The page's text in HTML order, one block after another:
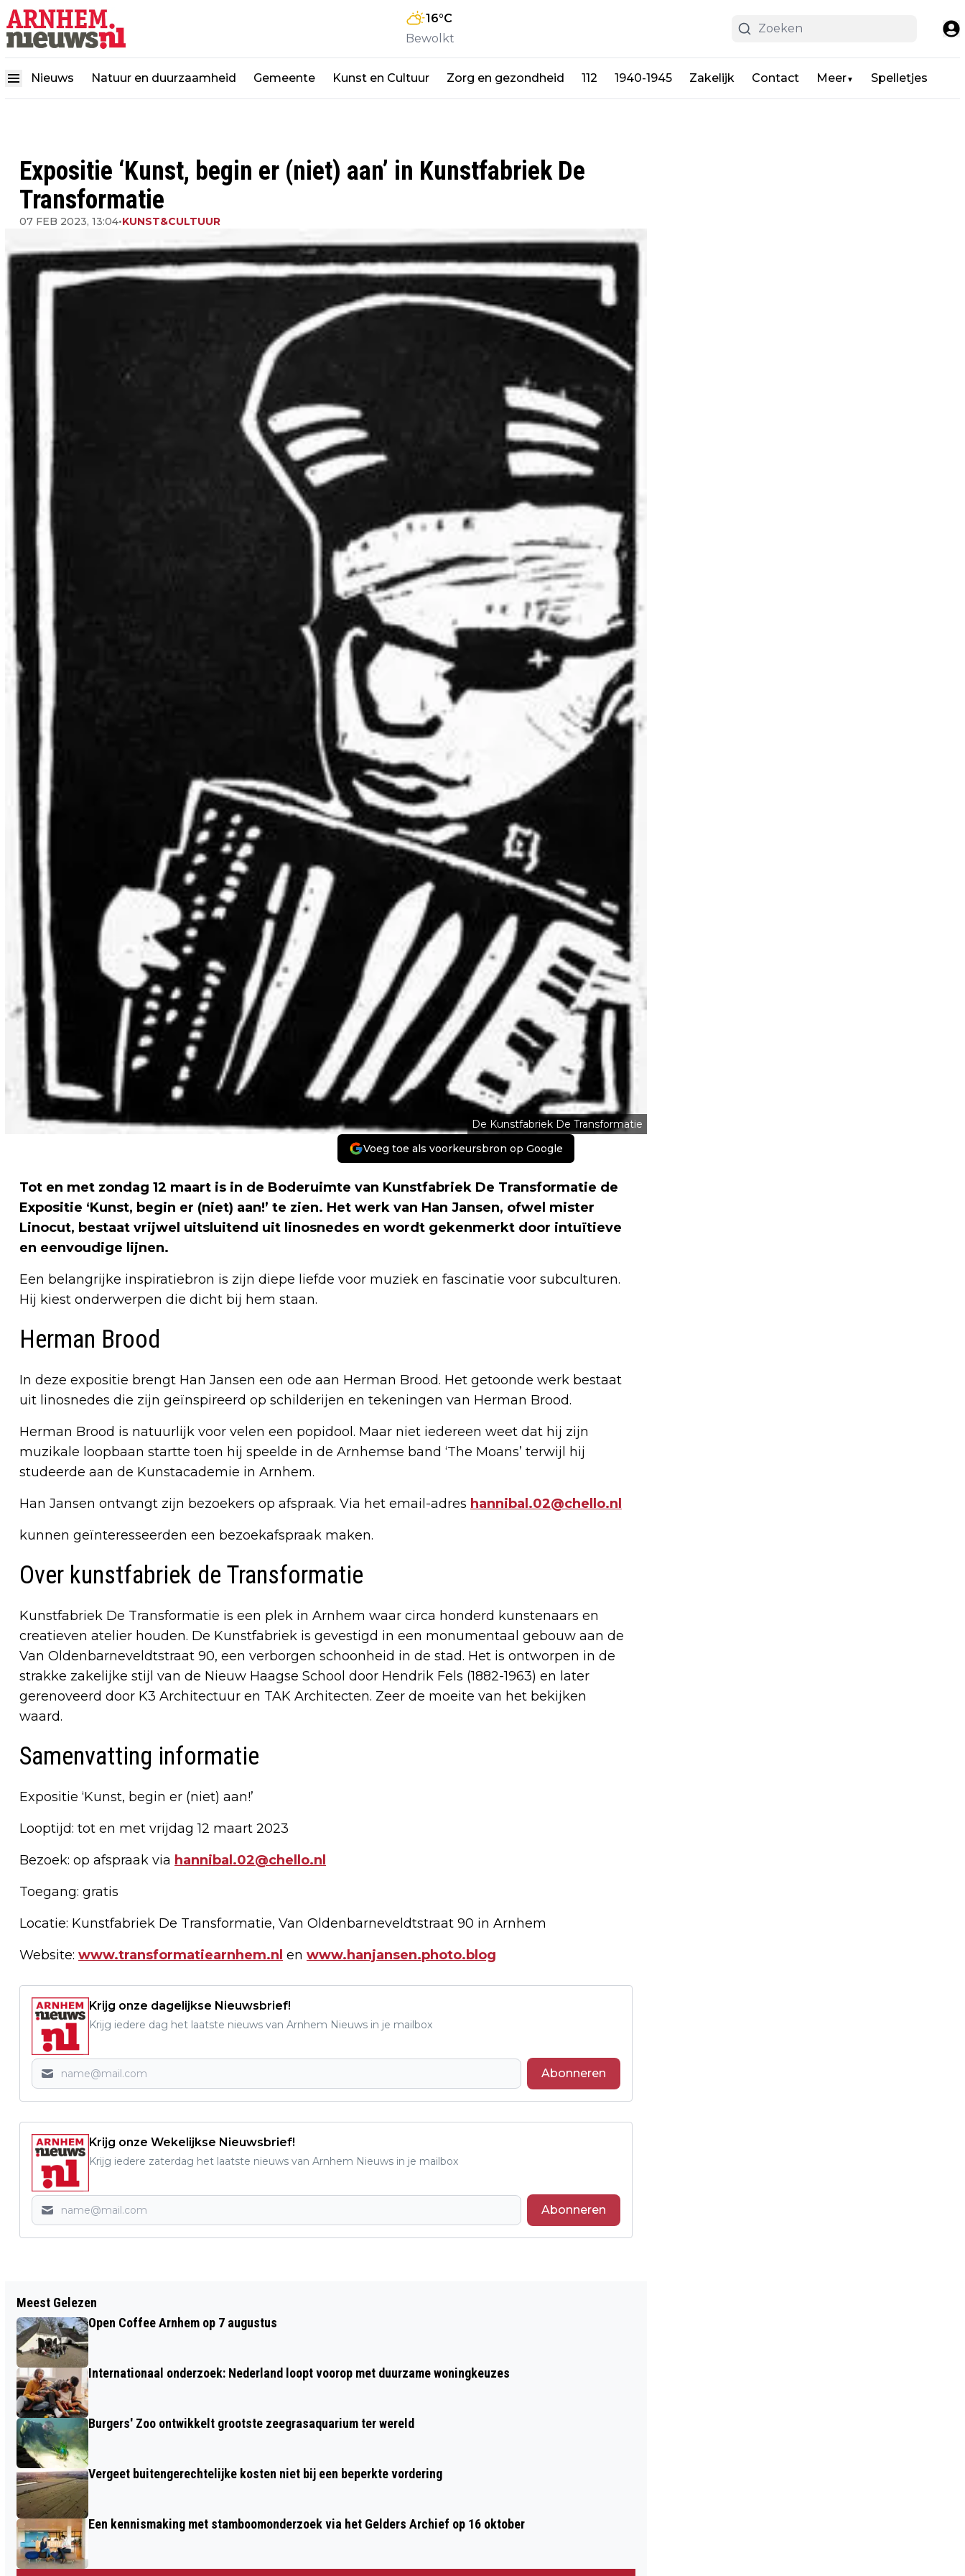
16°C
Bewolkt
Nieuws Natuur en duurzaamheid Gemeente Kunst en Cultuur Zorg en gezondheid 112 1940-1945 Zakelijk Contact Meer▼ Spelletjes
Expositie ‘Kunst, begin er (niet) aan’ in Kunstfabriek De
Transformatie
07 FEB 2023, 13:04•KUNST&CULTUUR
De Kunstfabriek De Transformatie
Voeg toe als voorkeursbron op Google
Tot en met zondag 12 maart is in de Boderuimte van Kunstfabriek De Transformatie de
Expositie ‘Kunst, begin er (niet) aan!’ te zien. Het werk van Han Jansen, ofwel mister
Linocut, bestaat vrijwel uitsluitend uit linosnedes en wordt gekenmerkt door intuïtieve
en eenvoudige lijnen.
Een belangrijke inspiratiebron is zijn diepe liefde voor muziek en fascinatie voor subculturen.
Hij kiest onderwerpen die dicht bij hem staan.
Herman Brood
In deze expositie brengt Han Jansen een ode aan Herman Brood. Het getoonde werk bestaat
uit linosnedes die zijn geïnspireerd op schilderijen en tekeningen van Herman Brood.
Herman Brood is natuurlijk voor velen een popidool. Maar niet iedereen weet dat hij zijn
muzikale loopbaan startte toen hij speelde in de Arnhemse band ‘The Moans’ terwijl hij
studeerde aan de Kunstacademie in Arnhem.
Han Jansen ontvangt zijn bezoekers op afspraak. Via het email-adres hannibal.02@chello.nl
kunnen geïnteresseerden een bezoekafspraak maken.
Over kunstfabriek de Transformatie
Kunstfabriek De Transformatie is een plek in Arnhem waar circa honderd kunstenaars en
creatieven atelier houden. De Kunstfabriek is gevestigd in een monumentaal gebouw aan de
Van Oldenbarneveldtstraat 90, een verborgen schoonheid in de stad. Het is ontworpen in de
strakke zakelijke stijl van de Nieuw Haagse School door Hendrik Fels (1882-1963) en later
gerenoveerd door K3 Architectuur en TAK Architecten. Zeer de moeite van het bekijken
waard.
Samenvatting informatie
Expositie ‘Kunst, begin er (niet) aan!’
Looptijd: tot en met vrijdag 12 maart 2023
Bezoek: op afspraak via hannibal.02@chello.nl
Toegang: gratis
Locatie: Kunstfabriek De Transformatie, Van Oldenbarneveldtstraat 90 in Arnhem
Website: www.transformatiearnhem.nl en www.hanjansen.photo.blog
Krijg onze dagelijkse Nieuwsbrief!
Krijg iedere dag het laatste nieuws van Arnhem Nieuws in je mailbox
Abonneren
Krijg onze Wekelijkse Nieuwsbrief!
Krijg iedere zaterdag het laatste nieuws van Arnhem Nieuws in je mailbox
Abonneren
ONDERTEKENING
SAMENWERKINGSOVEREENKOMST COG
EN KAREL DE GROTE COLLEGE VOOR
VRIJESCHOOLONDERWIJS IN ARNHEM
Meest Gelezen
Open Coffee Arnhem op 7 augustus
Internationaal onderzoek: Nederland loopt voorop met duurzame woningkeuzes
Burgers' Zoo ontwikkelt grootste zeegrasaquarium ter wereld
Vergeet buitengerechtelijke kosten niet bij een beperkte vordering
Een kennismaking met stamboomonderzoek via het Gelders Archief op 16 oktober